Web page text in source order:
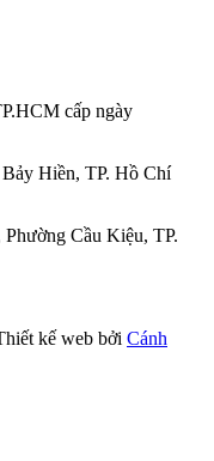
cấp ngày
Hiền, TP. Hồ Chí
Cầu Kiệu, TP.
kế web bởi Cánh